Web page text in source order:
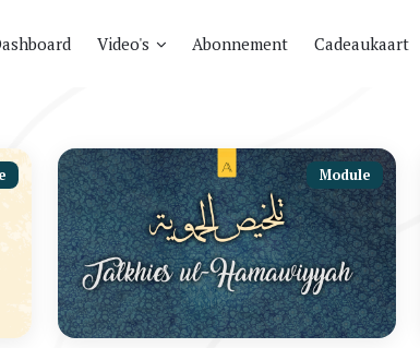
Video's Abonnement Cadeaukaart
Module